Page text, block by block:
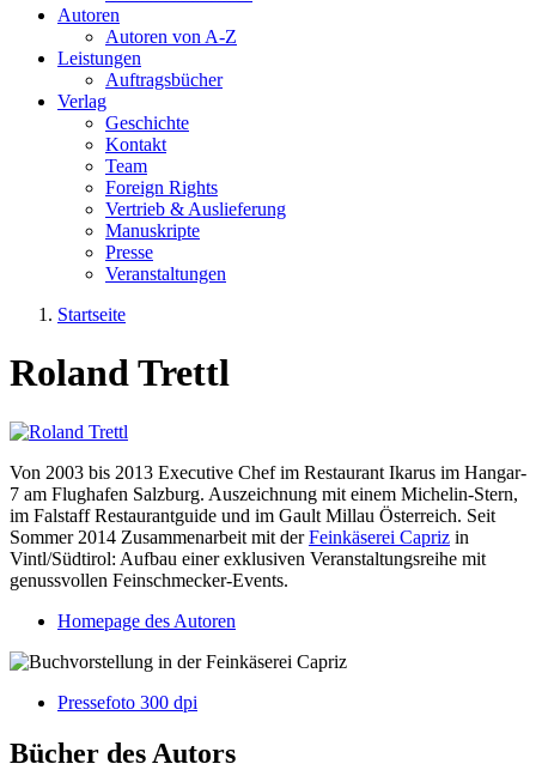
Autoren
Autoren von A-Z
Leistungen
Auftragsbücher
Verlag
Geschichte
Kontakt
Team
Foreign Rights
Vertrieb & Auslieferung
Manuskripte
Presse
Veranstaltungen
Startseite
Roland Trettl
Von 2003 bis 2013 Executive Chef im Restaurant Ikarus im Hangar-
7 am Flughafen Salzburg. Auszeichnung mit einem Michelin-Stern,
im Falstaff Restaurantguide und im Gault Millau Österreich. Seit
Sommer 2014 Zusammenarbeit mit derFeinkäserei Capriz in
Vintl/Südtirol: Aufbau einer exklusiven Veranstaltungsreihe mit
genussvollen Feinschmecker-Events.
Homepage des Autoren
Pressefoto 300 dpi
Bücher des Autors